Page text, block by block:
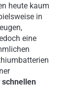
heute kaum
in
eine
schnellen